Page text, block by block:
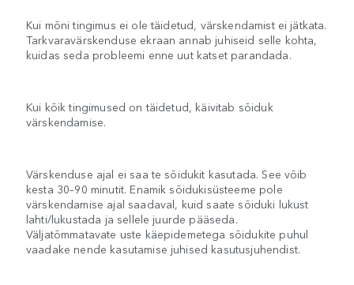
Kui mõni tingimus ei ole täidetud, värskendamist ei jätkata.
Tarkvaravärskenduse ekraan annab juhiseid selle kohta,
kuidas seda probleemi enne uut katset parandada.
Kui kõik tingimused on täidetud, käivitab sõiduk
värskendamise.
Värskenduse ajal ei saa te sõidukit kasutada. See võib
kesta 30–90 minutit. Enamik sõidukisüsteeme pole
värskendamise ajal saadaval, kuid saate sõiduki lukust
lahti/lukustada ja sellele juurde pääseda.
Väljatõmmatavate uste käepidemetega sõidukite puhul
vaadake nende kasutamise juhised kasutusjuhendist.